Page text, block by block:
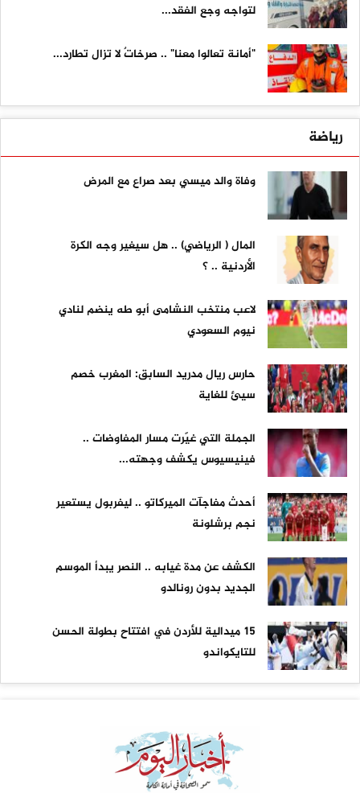
لتواجه وجع الفقد...
"أمانة تعالوا معنا" .. صرخاتٌ لا تزال تطارد...
رياضة
وفاة والد ميسي بعد صراع مع المرض
المال ( الرياضي) .. هل سيغير وجه الكرة
الأردنية .. ؟
لاعب منتخب النشامى أبو طه ينضم لنادي
نيوم السعودي
حارس ريال مدريد السابق: المغرب خصم
سيئ للغاية
الجملة التي غيّرت مسار المفاوضات ..
فينيسيوس يكشف وجهته...
أحدث مفاجآت الميركاتو .. ليفربول يستعير
نجم برشلونة
الكشف عن مدة غيابه .. النصر يبدأ الموسم
الجديد بدون رونالدو
15 ميدالية للأردن في افتتاح بطولة الحسن
للتايكواندو